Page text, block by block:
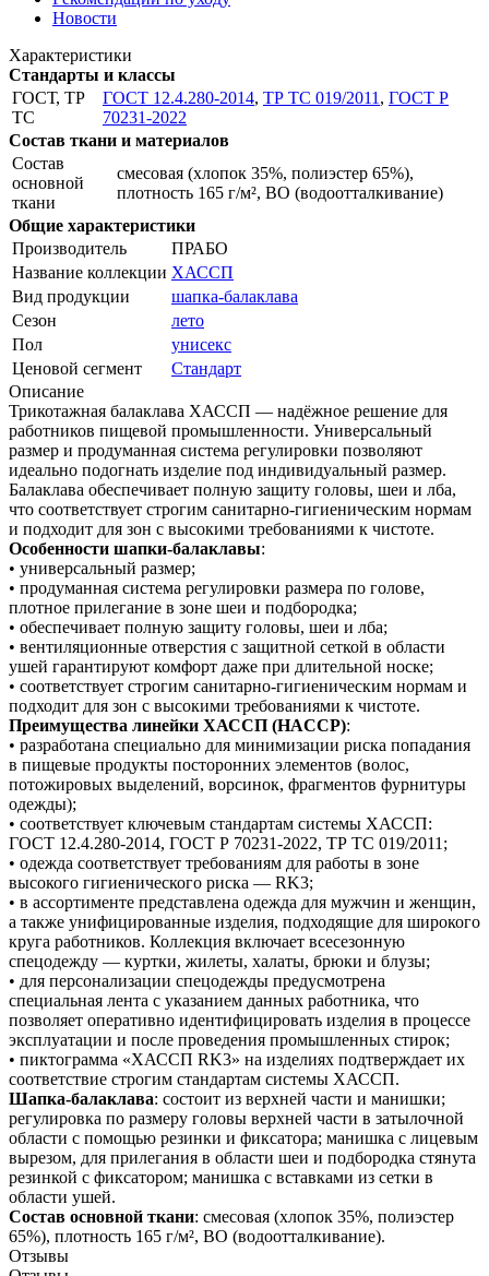
Новости
Характеристики
Стандарты и классы
ГОСТ, ТР
ТС
ГОСТ 12.4.280-2014, ТР ТС 019/2011 , ГОСТ Р
70231-2022
Состав ткани и материалов
Состав
основной
ткани
смесовая (хлопок 35%, полиэстер 65%),
плотность 165 г/м², ВО (водоотталкивание)
Общие характеристики
Производитель
ПРАБО
Название коллекции ХАССП
Вид продукции
шапка-балаклава
Сезон
лето
Пол
унисекс
Ценовой сегмент
Стандарт
Описание
Трикотажная балаклава ХАССП — надёжное решение для
работников пищевой промышленности. Универсальный
размер и продуманная система регулировки позволяют
идеально подогнать изделие под индивидуальный размер.
Балаклава обеспечивает полную защиту головы, шеи и лба,
что соответствует строгим санитарно‑гигиеническим нормам
и подходит для зон с высокими требованиями к чистоте.
Особенности шапки-балаклавы:
• универсальный размер;
• продуманная система регулировки размера по голове,
плотное прилегание в зоне шеи и подбородка;
• обеспечивает полную защиту головы, шеи и лба;
• вентиляционные отверстия с защитной сеткой в области
ушей гарантируют комфорт даже при длительной носке;
• соответствует строгим санитарно‑гигиеническим нормам и
подходит для зон с высокими требованиями к чистоте.
Преимущества линейки ХАССП (HACCP):
• разработана специально для минимизации риска попадания
в пищевые продукты посторонних элементов (волос,
потожировых выделений, ворсинок, фрагментов фурнитуры
одежды);
• соответствует ключевым стандартам системы ХАССП:
ГОСТ 12.4.280-2014, ГОСТ Р 70231-2022, ТР ТС 019/2011;
• одежда соответствует требованиям для работы в зоне
высокого гигиенического риска — RK3;
• в ассортименте представлена одежда для мужчин и женщин,
а также унифицированные изделия, подходящие для широкого
круга работников. Коллекция включает всесезонную
спецодежду — куртки, жилеты, халаты, брюки и блузы;
• для персонализации спецодежды предусмотрена
специальная лента с указанием данных работника, что
позволяет оперативно идентифицировать изделия в процессе
эксплуатации и после проведения промышленных стирок;
• пиктограмма «ХАССП RK3» на изделиях подтверждает их
соответствие строгим стандартам системы ХАССП.
Шапка-балаклава: состоит из верхней части и манишки;
регулировка по размеру головы верхней части в затылочной
области с помощью резинки и фиксатора; манишка с лицевым
вырезом, для прилегания в области шеи и подбородка стянута
резинкой с фиксатором; манишка с вставками из сетки в
области ушей.
Состав основной ткани: смесовая (хлопок 35%, полиэстер
65%), плотность 165 г/м², ВО (водоотталкивание).
Отзывы